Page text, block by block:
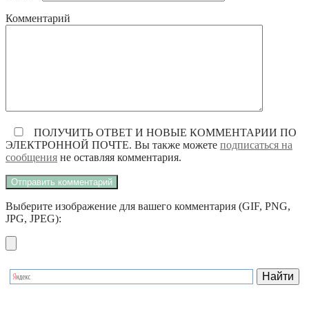
Комментарий
ПОЛУЧИТЬ ОТВЕТ И НОВЫЕ КОММЕНТАРИИ ПО
ЭЛЕКТРОННОЙ ПОЧТЕ. Вы также можете подписаться на
сообщения не оставляя комментария.
Выберите изображение для вашего комментария (GIF, PNG,
JPG, JPEG):